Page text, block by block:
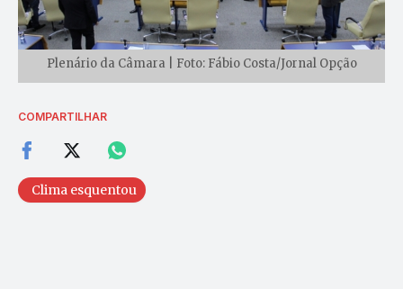
Plenário da Câmara | Foto: Fábio Costa/Jornal Opção
COMPARTILHAR
Clima esquentou